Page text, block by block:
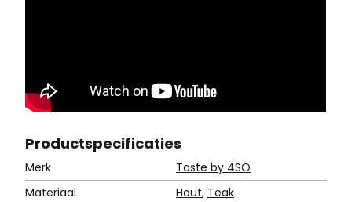
Productspecificaties
Merk
Taste by 4SO
Materiaal
Hout, Teak